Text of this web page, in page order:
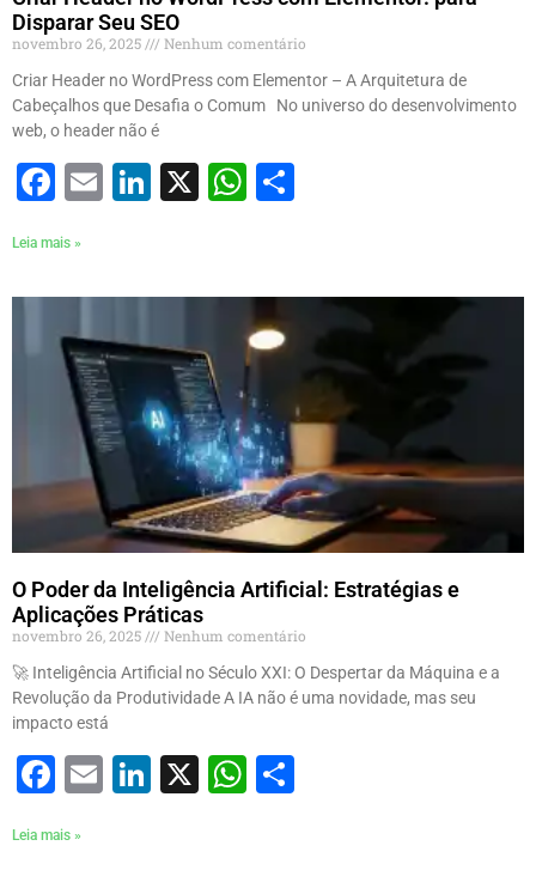
Disparar Seu SEO
novembro 26, 2025
Nenhum comentário
Criar Header no WordPress com Elementor – A Arquitetura de
Cabeçalhos que Desafia o Comum No universo do desenvolvimento
web, o header não é
Facebook
EmailLinkedIn
X WhatsApp
Leia mais »
O Poder da Inteligência Artificial: Estratégias e
Aplicações Práticas
novembro 26, 2025
Nenhum comentário
🚀 Inteligência Artificial no Século XXI: O Despertar da Máquina e a
Revolução da Produtividade A IA não é uma novidade, mas seu
impacto está
Facebook
EmailLinkedIn
X WhatsApp
Leia mais »